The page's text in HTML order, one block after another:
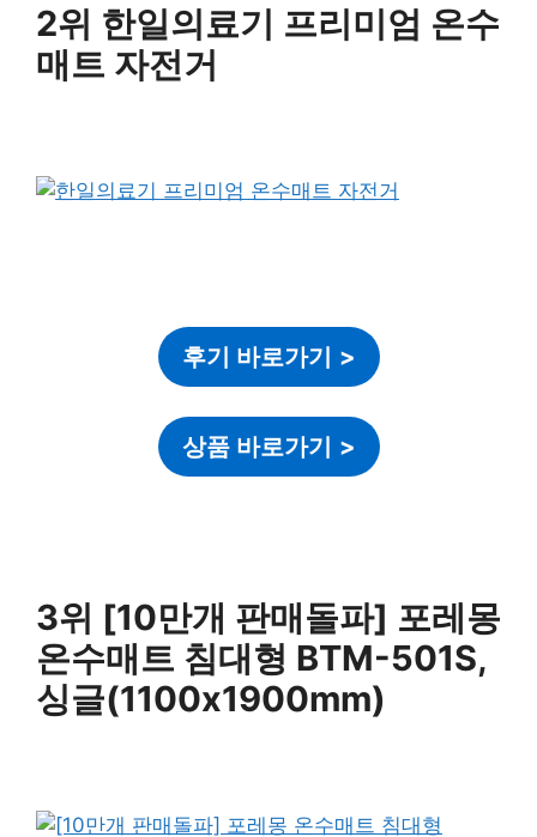
2위 한일의료기 프리미엄 온수
매트 자전거
후기 바로가기 >
상품 바로가기 >
3위 [10만개 판매돌파] 포레몽
온수매트 침대형 BTM-501S,
싱글(1100x1900mm)